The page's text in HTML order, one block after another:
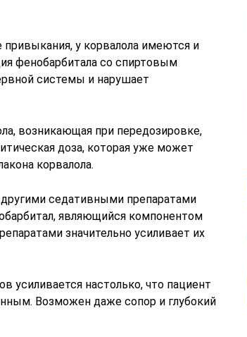
у корвалола имеются и
фенобарбитала со спиртовым
системы и нарушает
возникающая при передозировке,
доза, которая уже может
корвалола.
седативными препаратами
являющийся компонентом
значительно усиливает их
усиливается настолько, что пациент
Возможен даже сопор и глубокий